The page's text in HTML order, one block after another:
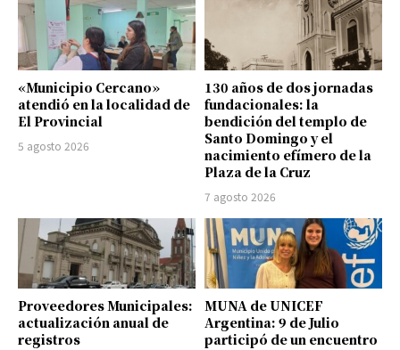
«Municipio Cercano»
atendió en la localidad de
El Provincial
5 agosto 2026
130 años de dos jornadas
fundacionales: la
bendición del templo de
Santo Domingo y el
nacimiento efímero de la
Plaza de la Cruz
7 agosto 2026
Proveedores Municipales:
actualización anual de
registros
MUNA de UNICEF
Argentina: 9 de Julio
participó de un encuentro